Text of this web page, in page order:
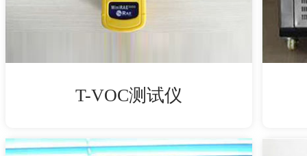
T-VOC测试仪